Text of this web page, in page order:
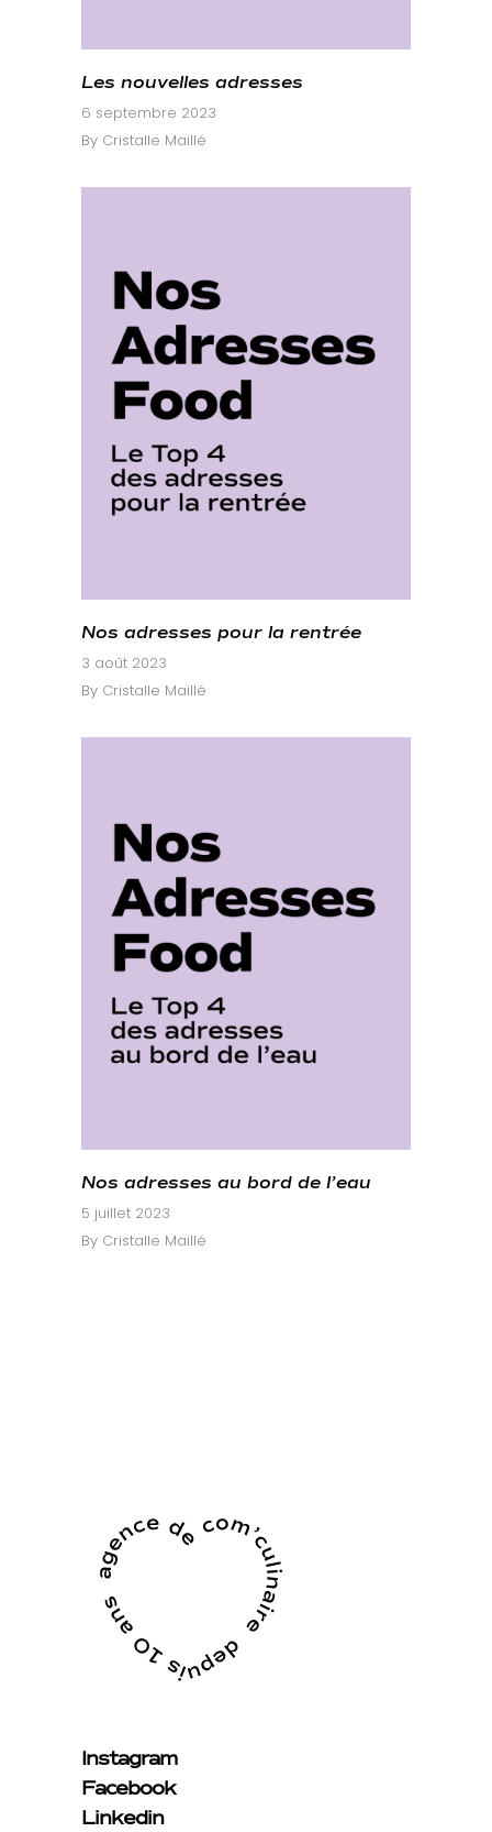
Les nouvelles adresses
6 septembre 2023
By Cristalle Maillé
Nos adresses pour la rentrée
3 août 2023
By Cristalle Maillé
Nos adresses au bord de l’eau
5 juillet 2023
By Cristalle Maillé
Instagram
Facebook
Linkedin